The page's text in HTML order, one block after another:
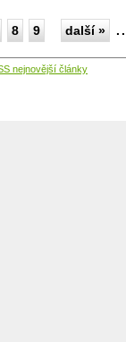
8 9 další »
nejnovější články